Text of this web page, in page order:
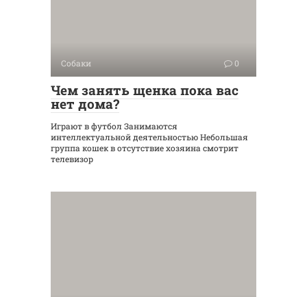
Собаки 0
Чем занять щенка пока вас
нет дома?
Играют в футбол Занимаются
интеллектуальной деятельностью Небольшая
группа кошек в отсутствие хозяина смотрит
телевизор